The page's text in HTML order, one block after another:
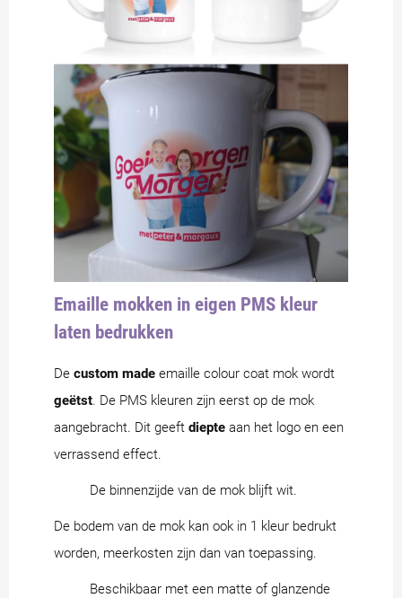
Emaille mokken in eigen PMS kleur
laten bedrukken
De custom made emaille colour coat mok wordt
geëtst. De PMS kleuren zijn eerst op de mok
aangebracht. Dit geeft diepte aan het logo en een
verrassend effect.
De binnenzijde van de mok blijft wit.
De bodem van de mok kan ook in 1 kleur bedrukt
worden, meerkosten zijn dan van toepassing.
Beschikbaar met een matte of glanzende